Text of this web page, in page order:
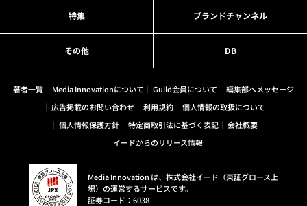
特集 ブランドチャンネル
その他 DB
著者一覧 Media Innovationについて Guild会員について
編集部へメッセージ
広告掲載のお問い合わせ
利用規約
個人情報の取扱について
個人情報保護方針
特定商取引法に基づく表記
会社概要
イードからのリリース情報
Media Innovation は、株式会社イード（東証グロース上
場）の運営するサービスです。
証券コード：6038